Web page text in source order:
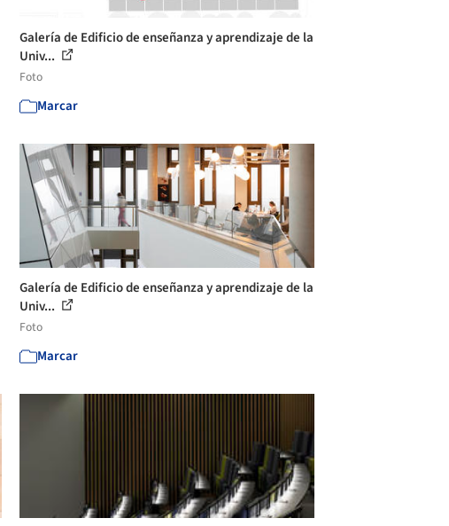
Galería de Edificio de enseñanza y aprendizaje de la
Univ...
Foto
Marcar
Galería de Edificio de enseñanza y aprendizaje de la
Univ...
Foto
Marcar